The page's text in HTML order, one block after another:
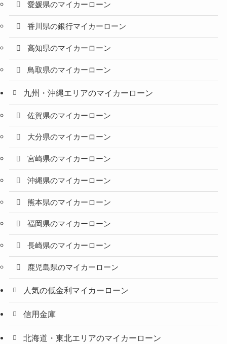
愛媛県のマイカーローン
香川県の銀行マイカーローン
高知県のマイカーローン
鳥取県のマイカーローン
九州・沖縄エリアのマイカーローン
佐賀県のマイカーローン
大分県のマイカーローン
宮崎県のマイカーローン
沖縄県のマイカーローン
熊本県のマイカーローン
福岡県のマイカーローン
長崎県のマイカーローン
鹿児島県のマイカーローン
人気の低金利マイカーローン
信用金庫
北海道・東北エリアのマイカーローン